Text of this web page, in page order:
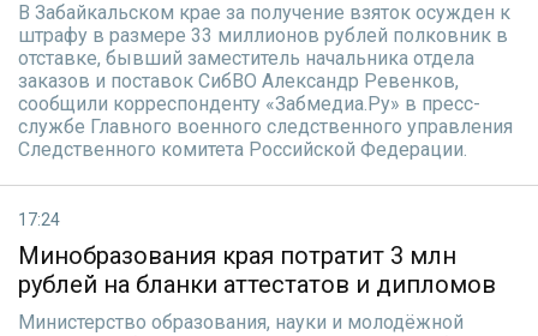
В Забайкальском крае за получение взяток осужден к
штрафу в размере 33 миллионов рублей полковник в
отставке, бывший заместитель начальника отдела
заказов и поставок СибВО Александр Ревенков,
сообщили корреспонденту «Забмедиа.Ру» в пресс-
службе Главного военного следственного управления
Следственного комитета Российской Федерации.
17:24
Минобразования края потратит 3 млн
рублей на бланки аттестатов и дипломов
Министерство образования, науки и молодёжной